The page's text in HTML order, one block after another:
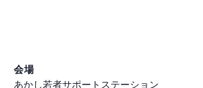
会場
あかし若者サポートステーション